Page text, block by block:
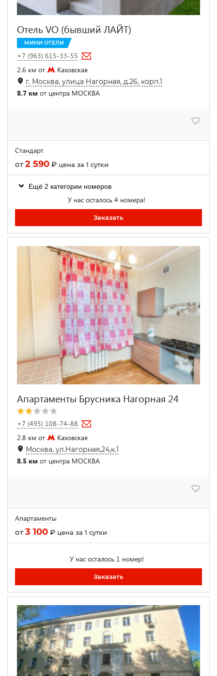
Отель VO (бывший ЛАЙТ)
МИНИ ОТЕЛИ
+7 (963) 615-33-55
2.6 км от
Каховская
г. Москва, улица Нагорная, д.26, корп.1
8.7 км от центра МОСКВА
Стандарт
от2 590 ₽ цена за 1 сутки
Ещё 2 категории номеров
У нас осталось 4 номера!
Заказать
Апартаменты Брусника Нагорная 24
+7 (495) 108-74-88
2.8 км от
Каховская
Москва, ул.Нагорная,24,к.1
8.5 км от центра МОСКВА
Апартаменты
от3 100 ₽ цена за 1 сутки
У нас осталось 1 номер!
Заказать